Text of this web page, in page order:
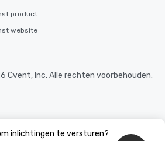
inlichtingen te versturen?
product
website
Inc. Alle rechten voorbehouden.